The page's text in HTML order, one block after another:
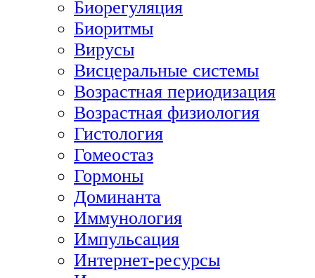
Биорегуляция
Биоритмы
Вирусы
Висцеральные системы
Возрастная периодизация
Возрастная физиология
Гистология
Гомеостаз
Гормоны
Доминанта
Иммунология
Импульсация
Интернет-ресурсы